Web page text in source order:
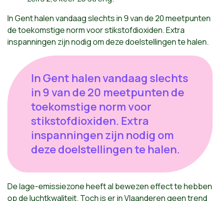
In Gent halen vandaag slechts in 9 van de 20 meetpunten
de toekomstige norm voor stikstofdioxiden. Extra
inspanningen zijn nodig om deze doelstellingen te halen.
In Gent halen vandaag slechts
in 9 van de 20 meetpunten de
toekomstige norm voor
stikstofdioxiden. Extra
inspanningen zijn nodig om
deze doelstellingen te halen.
De lage-emissiezone heeft al bewezen effect te hebben
op de luchtkwaliteit. Toch is er in Vlaanderen geen trend